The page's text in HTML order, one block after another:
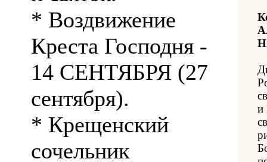
* Воздвижение
Креста Господня -
14 СЕНТЯБРЯ (27
сентября).
* Крещенский
сочельник
и